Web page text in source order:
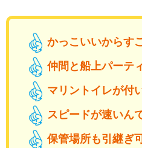
かっこいいからす
仲間と船上パーテ
マリントイレが付
スピードが速いん
保管場所も引継ぎ